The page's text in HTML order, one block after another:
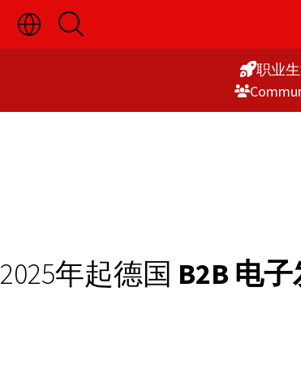
Skip
to
切
换
语
显
开
启
搜
职业
2025年起德国 B2B 电